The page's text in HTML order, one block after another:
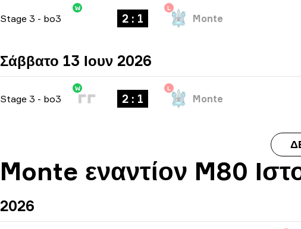
Stage 3 - bo3
W
2 : 1
L
Monte
Σάββατο 13 Ιουν 2026
Stage 3 - bo3
W
2 : 1
L
Monte
Monte εναντίον M80
2026